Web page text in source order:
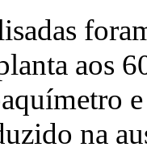
aos
na